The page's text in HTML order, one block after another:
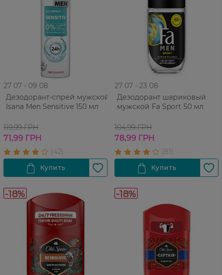
27 07 - 09 08
Дезодорант-cпрей мужской
Isana Men Sensitive 150 мл
119,99 ГРН
71,99 ГРН
27 07 - 23 08
Дезодорант шариковый
мужской Fa Sport 50 мл
104,99 ГРН
78,99 ГРН
-18% -18%